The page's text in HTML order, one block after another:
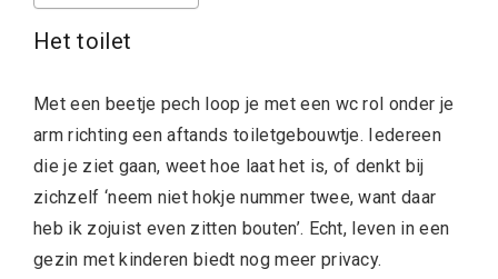
Het toilet
Met een beetje pech loop je met een wc rol onder je
arm richting een aftands toiletgebouwtje. Iedereen
die je ziet gaan, weet hoe laat het is, of denkt bij
zichzelf ‘neem niet hokje nummer twee, want daar
heb ik zojuist even zitten bouten’. Echt, leven in een
gezin met kinderen biedt nog meer privacy.